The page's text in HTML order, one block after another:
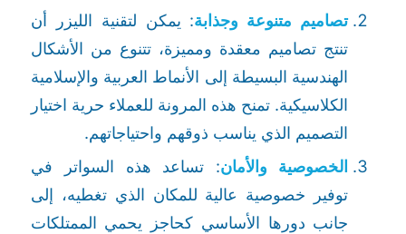
تصاميم متنوعة وجذابة: يمكن لتقنية الليزر أن
تنتج تصاميم معقدة ومميزة، تتنوع من الأشكال
الهندسية البسيطة إلى الأنماط العربية والإسلامية
الكلاسيكية. تمنح هذه المرونة للعملاء حرية اختيار
التصميم الذي يناسب ذوقهم واحتياجاتهم.
الخصوصية والأمان: تساعد هذه السواتر في
توفير خصوصية عالية للمكان الذي تغطيه، إلى
جانب دورها الأساسي كحاجز يحمي الممتلكات